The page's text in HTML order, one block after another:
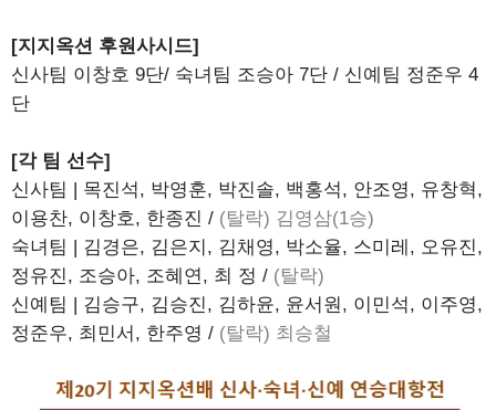
[지지옥션 후원사시드]
신사팀 이창호 9단/ 숙녀팀 조승아 7단 / 신예팀 정준우 4
단
[각 팀 선수]
신사팀 | 목진석, 박영훈, 박진솔, 백홍석, 안조영, 유창혁,
이용찬, 이창호, 한종진 / (탈락) 김영삼(1승)
숙녀팀 | 김경은, 김은지, 김채영, 박소율, 스미레, 오유진,
정유진, 조승아, 조혜연, 최 정 / (탈락)
신예팀 | 김승구, 김승진, 김하윤, 윤서원, 이민석, 이주영,
정준우, 최민서, 한주영 / (탈락) 최승철